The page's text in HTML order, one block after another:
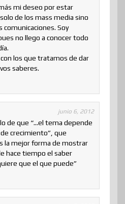
mi deseo por estar
de los mass media sino
comunicaciones. Soy
no llego a conocer todo
los que tratamos de dar
saberes.
junio 6, 2012
de que “…el tema depende
crecimiento”, que
la mejor forma de mostrar
hace tiempo el saber
que el que puede”